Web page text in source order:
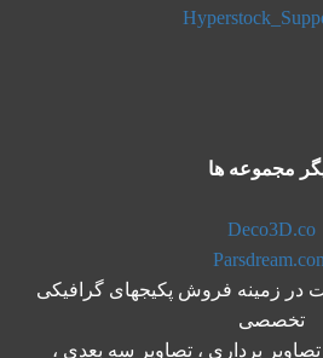
مجموعه ها
Deco3D.co
در زمینه فروش پکیجهای گرافیکی
تخصصی
برداری ، تصاویر سه بعدی ،